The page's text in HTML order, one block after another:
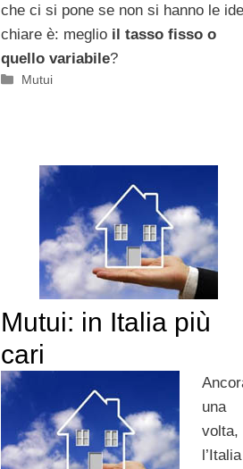
che ci si pone se non si hanno le
chiare è: meglioil tasso fisso o
quello variabile?
Categorie
Mutui
Mutui: in Italia più
cari
una
volta,
l’Italia